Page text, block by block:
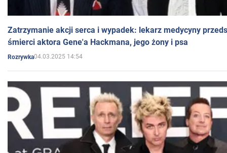
Zatrzymanie akcji serca i wypadek: lekarz medycyny
śmierci aktora Gene'a Hackmana, jego żony i psa
Rozrywka04.03.2025 14:54